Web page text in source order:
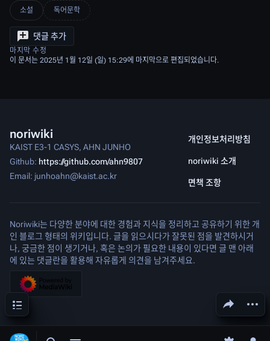
문서 공유하기
다른
소설 독어문학
댓글 추가
마지막 수정
이 문서는 2025년 1월 12일 (일) 15:29에 마지막으로 편집되었습니다.
noriwiki
KAIST E3-1 CASYS, AHN JUNHO
Github: https://github.com/ahn9807
Email: junhoahn@kaist.ac.kr
개인정보처리방침
noriwiki 소개
면책 조항
Noriwiki는 다양한 분야에 대한 경험과 지식을 정리하고 공유하기 위한 개
인 블로그 형태의 위키입니다. 글을 읽으시다가 잘못된 점을 발견하시거
나, 궁금한 점이 생기거나, 혹은 논의가 필요한 내용이 있다면 글 맨 아래
에 있는 댓글란을 활용해 자유롭게 의견을 남겨주세요.